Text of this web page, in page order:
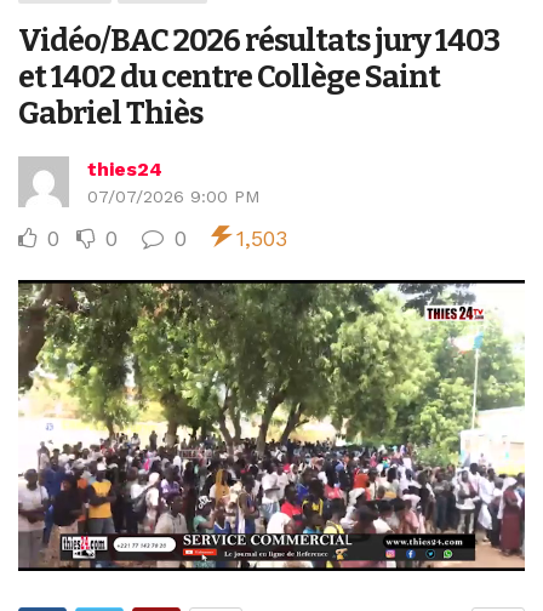
Vidéo/BAC 2026 résultats jury 1403
et 1402 du centre Collège Saint
Gabriel Thiès
thies24
07/07/2026 9:00 PM
0 0 0 1,503